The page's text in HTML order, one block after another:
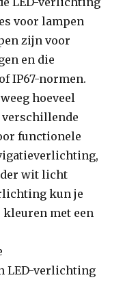
voor lampen
zijn voor
en die
IP67-normen.
hoeveel
functionele
wit licht
kun je
met een
LED-verlichting